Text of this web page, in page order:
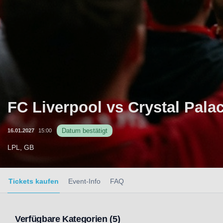
FC Liverpool vs Crystal
16.01.2027 15:00 Datum bestätigt
LPL, GB
Tickets kaufen Event-Info FAQ
Verfügbare Kategorien (5)